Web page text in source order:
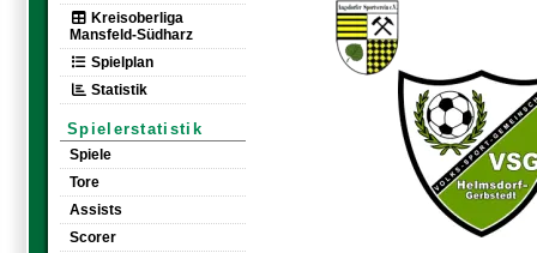
Kreisoberliga
Mansfeld-Südharz
Spielplan
Statistik
Spielerstatistik
Spiele
Tore
Assists
Scorer